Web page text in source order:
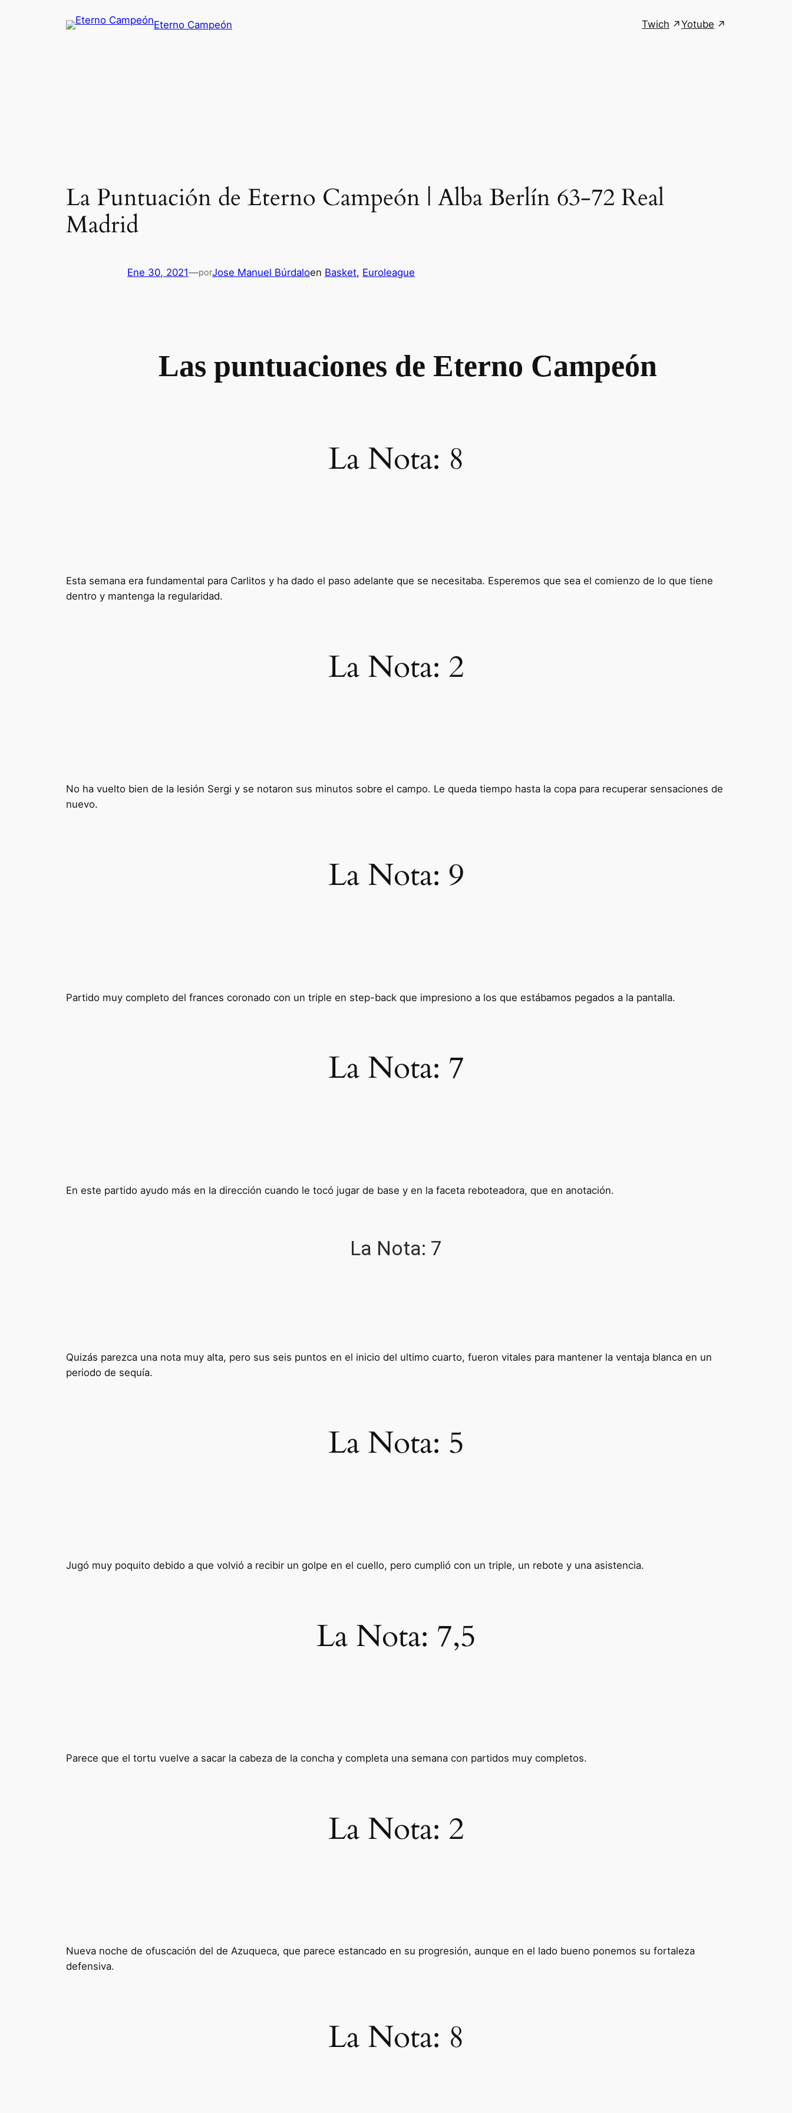
Eterno Campeón Twich Yotube
La Puntuación de Eterno Campeón | Alba Berlín 63-72 Real
Madrid
Ene 30, 2021—porJose Manuel Búrdaloen Basket, Euroleague
Las puntuaciones de Eterno Campeón
La Nota: 8
Esta semana era fundamental para Carlitos y ha dado el paso adelante que se necesitaba. Esperemos que sea el comienzo de lo que tiene
dentro y mantenga la regularidad.
La Nota: 2
No ha vuelto bien de la lesión Sergi y se notaron sus minutos sobre el campo. Le queda tiempo hasta la copa para recuperar sensaciones de
nuevo.
La Nota: 9
Partido muy completo del frances coronado con un triple en step-back que impresiono a los que estábamos pegados a la pantalla.
La Nota: 7
En este partido ayudo más en la dirección cuando le tocó jugar de base y en la faceta reboteadora, que en anotación.
La Nota: 7
Quizás parezca una nota muy alta, pero sus seis puntos en el inicio del ultimo cuarto, fueron vitales para mantener la ventaja blanca en un
periodo de sequía.
La Nota: 5
Jugó muy poquito debido a que volvió a recibir un golpe en el cuello, pero cumplió con un triple, un rebote y una asistencia.
La Nota: 7,5
Parece que el tortu vuelve a sacar la cabeza de la concha y completa una semana con partidos muy completos.
La Nota: 2
Nueva noche de ofuscación del de Azuqueca, que parece estancado en su progresión, aunque en el lado bueno ponemos su fortaleza
defensiva.
La Nota: 8